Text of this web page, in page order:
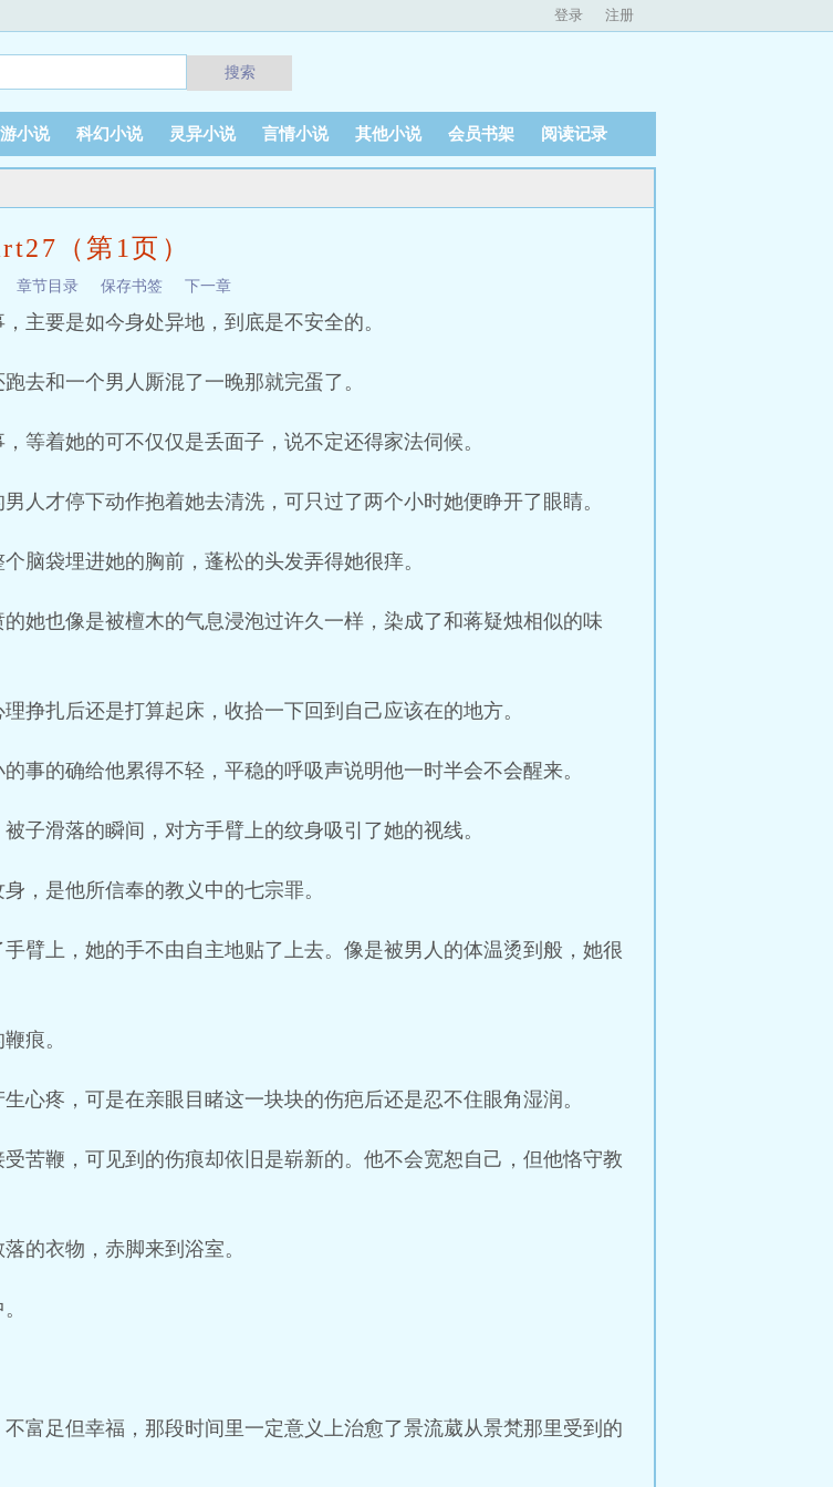
登录 注册
搜索
小说 科幻小说 灵异小说 言情小说 其他小说 会员书架 阅读记录
（第1页）
章节目录 保存书签 下一章
主要是如今身处异地，到底是不安全的。
去和一个男人厮混了一晚那就完蛋了。
等着她的可不仅仅是丢面子，说不定还得家法伺候。
人才停下动作抱着她去清洗，可只过了两个小时她便睁开了眼睛。
脑袋埋进她的胸前，蓬松的头发弄得她很痒。
她也像是被檀木的气息浸泡过许久一样，染成了和蒋疑烛相似的味
挣扎后还是打算起床，收拾一下回到自己应该在的地方。
事的确给他累得不轻，平稳的呼吸声说明他一时半会不会醒来。
子滑落的瞬间，对方手臂上的纹身吸引了她的视线。
，是他所信奉的教义中的七宗罪。
臂上，她的手不由自主地贴了上去。像是被男人的体温烫到般，她很
痕。
心疼，可是在亲眼目睹这一块块的伤疤后还是忍不住眼角湿润。
苦鞭，可见到的伤痕却依旧是崭新的。他不会宽恕自己，但他恪守教
的衣物，赤脚来到浴室。
富足但幸福，那段时间里一定意义上治愈了景流葳从景梵那里受到的